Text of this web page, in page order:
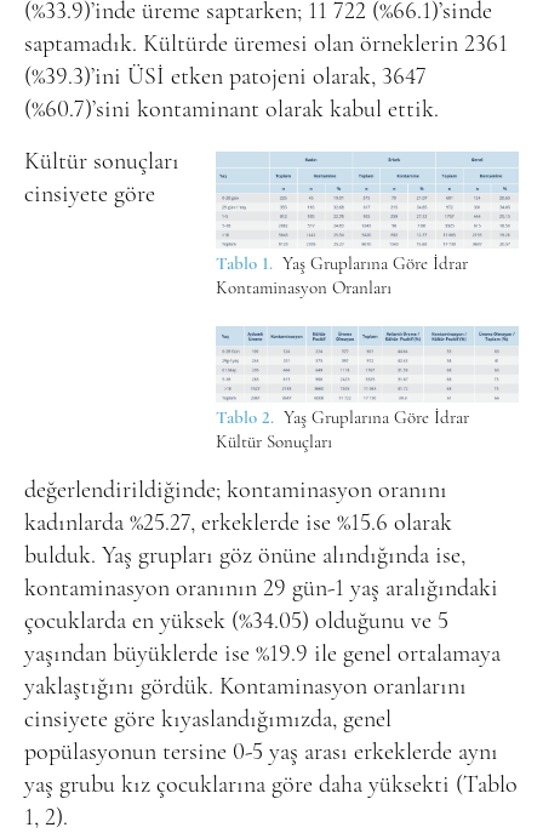
(%33.9)’inde üreme saptarken; 11 722 (%66.1)’sinde
saptamadık. Kültürde üremesi olan örneklerin 2361
(%39.3)’ini ÜSİ etken patojeni olarak, 3647
(%60.7)’sini kontaminant olarak kabul ettik.
Tablo 1. Yaş Gruplarına Göre İdrar
Kontaminasyon Oranları
Tablo 2. Yaş Gruplarına Göre İdrar
Kültür Sonuçları
Kültür sonuçları
cinsiyete göre
değerlendirildiğinde; kontaminasyon oranını
kadınlarda %25.27, erkeklerde ise %15.6 olarak
bulduk. Yaş grupları göz önüne alındığında ise,
kontaminasyon oranının 29 gün-1 yaş aralığındaki
çocuklarda en yüksek (%34.05) olduğunu ve 5
yaşından büyüklerde ise %19.9 ile genel ortalamaya
yaklaştığını gördük. Kontaminasyon oranlarını
cinsiyete göre kıyaslandığımızda, genel
popülasyonun tersine 0-5 yaş arası erkeklerde aynı
yaş grubu kız çocuklarına göre daha yüksekti (Tablo
1, 2).